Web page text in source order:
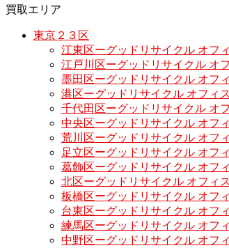
買取エリア
東京２３区
江東区ーグッドリサイクル オフ
江戸川区ーグッドリサイクル オ
墨田区ーグッドリサイクル オフ
港区ーグッドリサイクル オフィ
千代田区ーグッドリサイクル オ
中央区ーグッドリサイクル オフ
荒川区ーグッドリサイクル オフ
足立区ーグッドリサイクル オフ
葛飾区ーグッドリサイクル オフ
北区ーグッドリサイクル オフィ
板橋区ーグッドリサイクル オフ
台東区ーグッドリサイクル オフ
練馬区ーグッドリサイクル オフ
中野区ーグッドリサイクル オフ